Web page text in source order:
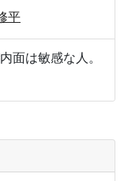
平
面は敏感な人。